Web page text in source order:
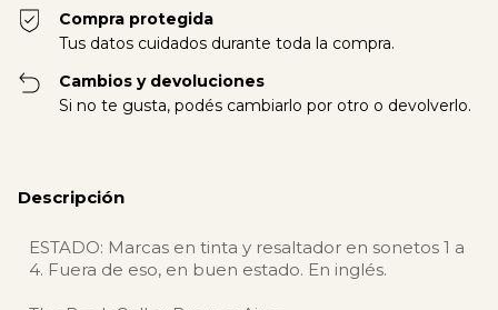
Compra protegida
Tus datos cuidados durante toda la compra.
Cambios y devoluciones
Si no te gusta, podés cambiarlo por otro o devolverlo.
Descripción
ESTADO: Marcas en tinta y resaltador en sonetos 1 a
4. Fuera de eso, en buen estado. En inglés.